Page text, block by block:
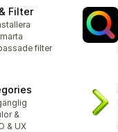
Filter
filter
&
& UX